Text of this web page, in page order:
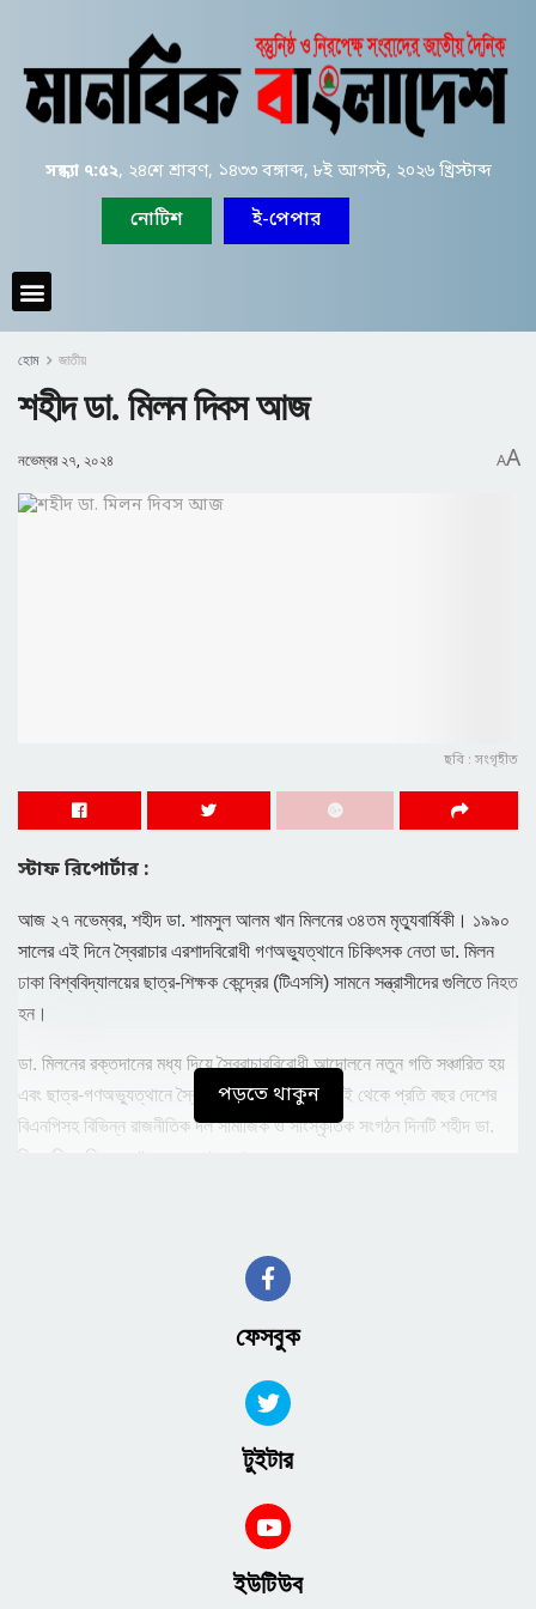
সন্ধ্যা ৭:৫২, ২৪শে শ্রাবণ, ১৪৩৩ বঙ্গাব্দ, ৮ই আগস্ট, ২০২৬ খ্রিস্টাব্দ
নোটিশ ই-পেপার
হোম জাতীয়
শহীদ ডা. মিলন দিবস আজ
নভেম্বর ২৭, ২০২৪ AA
ছবি : সংগৃহীত
স্টাফ রিপোর্টার :
আজ ২৭ নভেম্বর, শহীদ ডা. শামসুল আলম খান মিলনের ৩৪তম মৃত্যুবার্ষিকী। ১৯৯০
সালের এই দিনে স্বৈরাচার এরশাদবিরোধী গণঅভ্যুত্থানে চিকিৎসক নেতা ডা. মিলন
ঢাকা বিশ্ববিদ্যালয়ের ছাত্র-শিক্ষক কেন্দ্রের (টিএসসি) সামনে সন্ত্রাসীদের গুলিতে নিহত
হন।
ডা. মিলনের রক্তদানের মধ্য দিয়ে স্বৈরাচারবিরোধী আন্দোলনে নতুন গতি সঞ্চারিত হয়
এবং ছাত্র-গণঅভ্যুত্থানে স্বৈরশাসনের পতন ঘটে। সেই থেকে প্রতি বছর দেশের
বিএনপিসহ বিভিন্ন রাজনীতিক দল সামাজিক ও সাংস্কৃতিক সংগঠন দিনটি শহীদ ডা.
মিলন দিবস হিসেবে পালন করে আসছে।
শিক্ষা নিতে হবে। দেশের সার্বভৌমত্ব নিয়ে যারা খেলছে, ষড়যন্ত্র করছে তাদের মুখোশ
উন্মোচন করতে হবে বলে মন্তব্য করেন তিনি।
এসময় স্বাস্থ্য উপদেষ্টা বলেন শহীদ ডা. মিলন শাসকের বিরুদ্ধ কন্ঠ তুলেছেছিলেন।
যারা গনতন্ত্রের পক্ষে থাকবে তাদেরকে শ্রদ্ধা করি। এই আন্দোলন শিখিয়েছে স্বৈরাচার
নিপাত হবেই। নতুন করে কোন স্বৈরাচার মাথা তুলে দাড়াতে পারবে না বলেন স্বাস্থ্য
১৯৭৫ সালে নটরডেম কলেজ থেকে এইচএসসি পাশ করেন। তারপর তিনি ঢাকা
পড়তে থাকুন
ফেসবুক
টুইটার
ইউটিউব